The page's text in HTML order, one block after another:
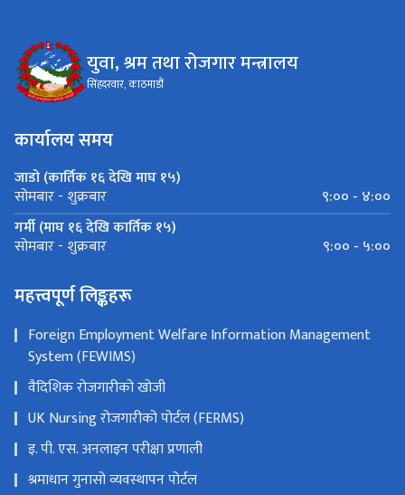
युवा, श्रम तथा रोजगार मन्त्रालय
सिंहदरवार, काठमाडौं
कार्यालय समय
जाडो (कार्तिक १६ देखि माघ १५)
सोमबार - शुक्रबार
९:०० - ४:००
गर्मी (माघ १६ देखि कार्तिक १५)
सोमबार - शुक्रबार ९:०० - ५:००
महत्त्वपूर्ण लिङ्कहरू
Foreign Employment Welfare Information Management
System (FEWIMS)
वैदिशिक रोजगारीको खोजी
UK Nursing रोजगारीको पोर्टल (FERMS)
इ. पी. एस. अनलाइन परीक्षा प्रणाली
श्रमाधान गुनासो व्यवस्थापन पोर्टल